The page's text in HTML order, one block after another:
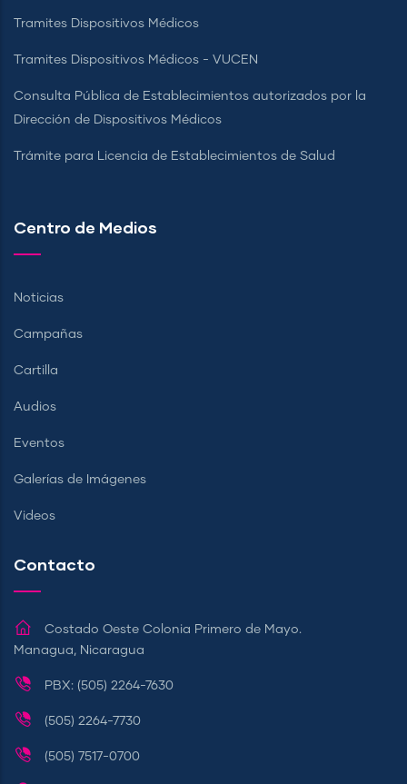
Tramites Dispositivos Médicos
Tramites Dispositivos Médicos - VUCEN
Consulta Pública de Establecimientos autorizados por la
Dirección de Dispositivos Médicos
Trámite para Licencia de Establecimientos de Salud
Centro de Medios
Noticias
Campañas
Cartilla
Audios
Eventos
Galerías de Imágenes
Videos
Contacto
Costado Oeste Colonia Primero de Mayo.
Managua, Nicaragua
PBX: (505) 2264-7630
(505) 2264-7730
(505) 7517-0700